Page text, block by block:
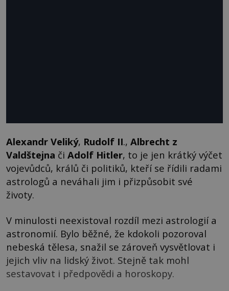
Alexandr Veliký, Rudolf II., Albrecht z
Valdštejna či Adolf Hitler, to je jen krátký výčet
vojevůdců, králů či politiků, kteří se řídili radami
astrologů a neváhali jim i přizpůsobit své
životy.
V minulosti neexistoval rozdíl mezi astrologií a
astronomií. Bylo běžné, že kdokoli pozoroval
nebeská tělesa, snažil se zároveň vysvětlovat i
jejich vliv na lidský život. Stejně tak mohl
sestavovat i předpovědi a horoskopy.